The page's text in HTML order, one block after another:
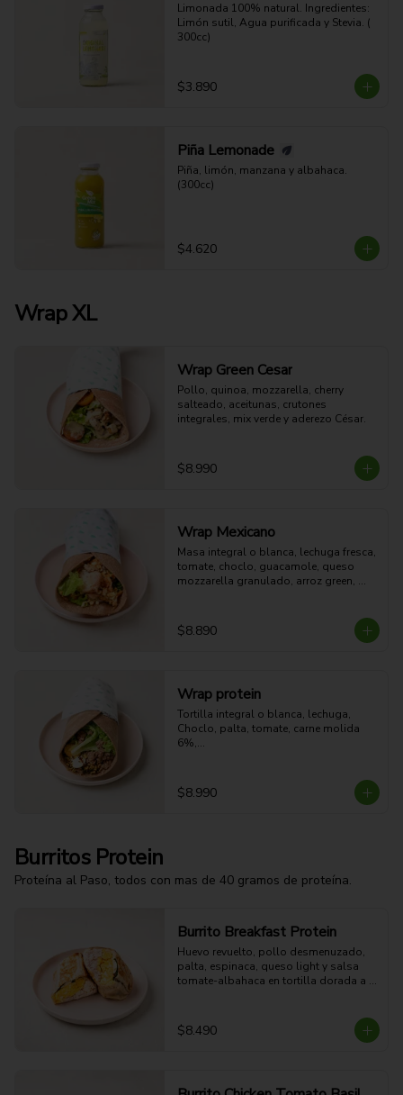
Limonada 100% natural. Ingredientes:
Limón sutil, Agua purificada y Stevia. (
300cc)
$3.890
Piña Lemonade
Piña, limón, manzana y albahaca.
(300cc)
$4.620
Wrap XL
Wrap Green Cesar
Pollo, quinoa, mozzarella, cherry
salteado, aceitunas, crutones
integrales, mix verde y aderezo César.
$8.990
Wrap Mexicano
Masa integral o blanca, lechuga fresca,
tomate, choclo, guacamole, queso
mozzarella granulado, arroz green,
$8.890
Wrap protein
Tortilla integral o blanca, lechuga,
Choclo, palta, tomate, carne molida
6%,
$8.990
Burritos Protein
Proteína al Paso, todos con mas de 40 gramos de proteína.
Burrito Breakfast Protein
Huevo revuelto, pollo desmenuzado,
palta, espinaca, queso light y salsa
tomate-albahaca en tortilla dorada a
51g Proteina - 43g Carbohidratos -
$8.490